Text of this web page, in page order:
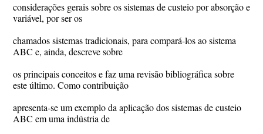
considerações gerais sobre os sistemas de custeio por absorção e
variável, por ser os
chamados sistemas tradicionais, para compará-los ao sistema
ABC e, ainda, descreve sobre
os principais conceitos e faz uma revisão bibliográfica sobre
este último. Como contribuição
apresenta-se um exemplo da aplicação dos sistemas de custeio
ABC em uma indústria de